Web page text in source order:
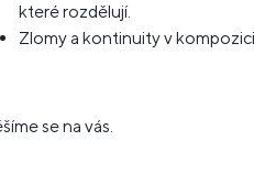
které rozdělují.
Zlomy a kontinuity v
se na vás.